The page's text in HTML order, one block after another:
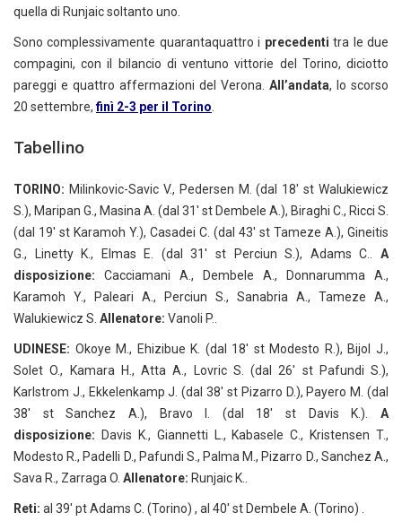
quella di Runjaic soltanto uno.
Sono complessivamente quarantaquattro i precedenti tra le due
compagini, con il bilancio di ventuno vittorie del Torino, diciotto
pareggi e quattro affermazioni del Verona. All’andata, lo scorso
20 settembre,finì 2-3 per il Torino.
Tabellino
TORINO: Milinkovic-Savic V., Pedersen M. (dal 18′ st Walukiewicz
S.), Maripan G., Masina A. (dal 31′ st Dembele A.), Biraghi C., Ricci S.
(dal 19′ st Karamoh Y.), Casadei C. (dal 43′ st Tameze A.), Gineitis
G., Linetty K., Elmas E. (dal 31′ st Perciun S.), Adams C.. A
disposizione: Cacciamani A., Dembele A., Donnarumma A.,
Karamoh Y., Paleari A., Perciun S., Sanabria A., Tameze A.,
Walukiewicz S. Allenatore: Vanoli P..
UDINESE: Okoye M., Ehizibue K. (dal 18′ st Modesto R.), Bijol J.,
Solet O., Kamara H., Atta A., Lovric S. (dal 26′ st Pafundi S.),
Karlstrom J., Ekkelenkamp J. (dal 38′ st Pizarro D.), Payero M. (dal
38′ st Sanchez A.), Bravo I. (dal 18′ st Davis K.). A
disposizione: Davis K., Giannetti L., Kabasele C., Kristensen T.,
Modesto R., Padelli D., Pafundi S., Palma M., Pizarro D., Sanchez A.,
Sava R., Zarraga O. Allenatore: Runjaic K..
Reti: al 39′ pt Adams C. (Torino) , al 40′ st Dembele A. (Torino) .